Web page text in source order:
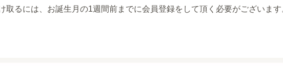
取るには、お誕生月の1週間前までに会員登録をして頂く必要がございます